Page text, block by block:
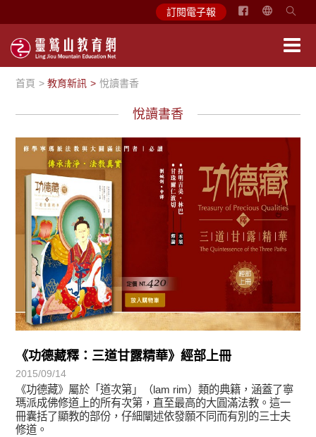
訂閱電子報
简
首頁 教育新訊 悅讀書香
悅讀書香
《功德藏釋：三道甘露精華》經部上冊
2015/09/14
《功德藏》屬於「道次第」（lam rim）類的典籍，涵蓋了寧
瑪派成佛修道上的所有次第，直至最高的大圓滿法教。這一
冊囊括了顯教的部份，仔細闡述依發願不同而有別的三士夫
修道。